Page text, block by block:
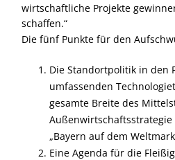
wirtschaftliche Projekte
schaffen.“
Die fünf Punkte für den
Die Standortpolitik in den
umfassenden
gesamte Breite des
Bayern auf dem
Eine Agenda für die